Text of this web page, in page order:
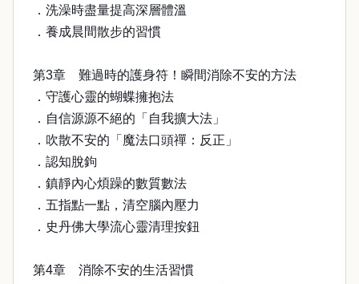
．洗澡時盡量提高深層體溫
．養成晨間散步的習慣
第3章 難過時的護身符！瞬間消除不安的方法
．守護心靈的蝴蝶擁抱法
．自信源源不絕的「自我擴大法」
．吹散不安的「魔法口頭禪：反正」
．認知脫鉤
．鎮靜內心煩躁的數質數法
．五指點一點，清空腦內壓力
．史丹佛大學流心靈清理按鈕
第4章 消除不安的生活習慣